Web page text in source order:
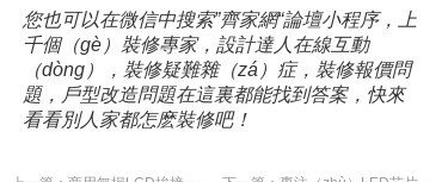
您也可以在微信中搜索”齊家網“論壇小程序，上
千個（gè）裝修專家，設計達人在線互動
（dòng），裝修疑難雜（zá）症，裝修報價問
題，戶型改造問題在這裏都能找到答案，快來
看看別人家都怎麽裝修吧！